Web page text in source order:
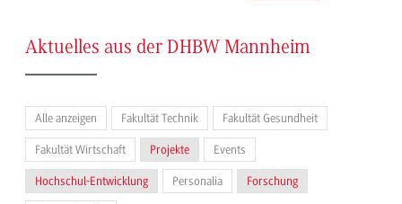
Aktuelles aus der DHBW Mannheim
Alle anzeigen Fakultät Technik Fakultät Gesundheit
Fakultät Wirtschaft Projekte Events
Hochschul-Entwicklung Personalia Forschung